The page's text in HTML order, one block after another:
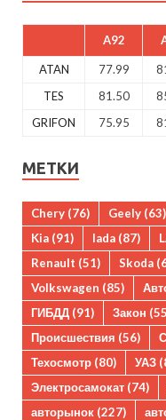
A92
ATAN 77.99
TES
81.50
GRIFON
75.95
МЕТКИ
Chery (76) Geely (63)
Kia (91) lada (87)
Renault (51) Skoda
Volkswagen (85)
ГИБДД (91) Закон
Происшествия (56)
Техосмотр (80) УАЗ
Электросамокат (74)
авторынок (227)